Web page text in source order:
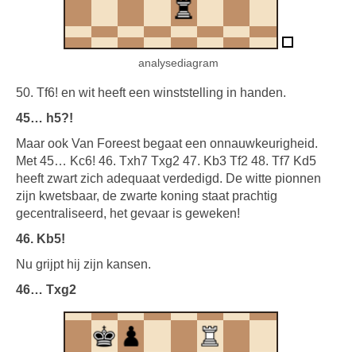
analysediagram
50. Tf6! en wit heeft een winststelling in handen.
45… h5?!
Maar ook Van Foreest begaat een onnauwkeurigheid.
Met 45… Kc6! 46. Txh7 Txg2 47. Kb3 Tf2 48. Tf7 Kd5
heeft zwart zich adequaat verdedigd. De witte pionnen
zijn kwetsbaar, de zwarte koning staat prachtig
gecentraliseerd, het gevaar is geweken!
46. Kb5!
Nu grijpt hij zijn kansen.
46… Txg2